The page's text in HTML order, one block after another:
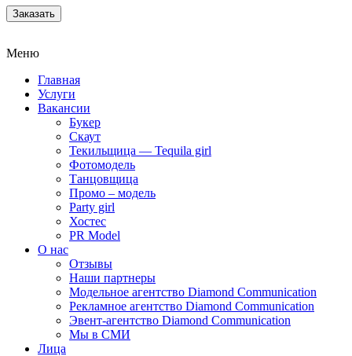
Заказать
Меню
Главная
Услуги
Вакансии
Букер
Скаут
Текильщица — Tequila girl
Фотомодель
Танцовщица
Промо – модель
Party girl
Хостес
PR Model
О нас
Отзывы
Наши партнеры
Модельное агентство Diamond Communication
Рекламное агентство Diamond Communication
Эвент-агентство Diamond Communication
Мы в СМИ
Лица